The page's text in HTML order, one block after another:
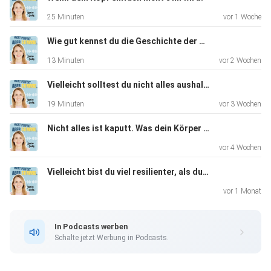
Eine sehr inspirierende Folge über Kreativität, aber
eigentlich
Leichtigkeit. Und
das wahre Leben.
Mich hat diese Folge sehr berührt. Was denkst du darüber?
Schick uns Fotos von deinen gefundenen vierblättrigen
Kontakt zu Johannes findest du hier.
Sauer
25 Minuten vor 1 Woche
Wie gut kennst du die Geschichte der Menschen, die du liebst?
13 Minuten vor 2 Wochen
Vielleicht solltest du nicht alles aushalten.
19 Minuten vor 3 Wochen
Nicht alles ist kaputt. Was dein Körper jeden Tag für dich leistet.
vor 4 Wochen
Vielleicht bist du viel resilienter, als du glaubst.
vor 1 Monat
In Podcasts werben
Schalte jetzt Werbung in Podcasts.